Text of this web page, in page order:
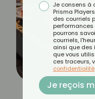
Je consens à
Prisma
des courriels
pourrons
courriels,
ainsi que des
que vous
ces traceurs,
confidentialité.
Je reçois